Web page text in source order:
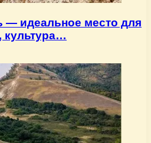
— идеальное место для